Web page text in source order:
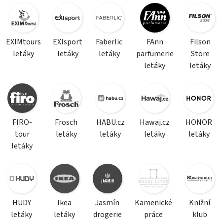
EXIMtours
letáky
EXIsport
letáky
Faberlic
letáky
FAnn
parfumerie
letáky
Filson
Store
letáky
FIRO-
tour
letáky
Frosch
letáky
HABU.cz
letáky
Hawaj.cz
letáky
HONOR
letáky
HUDY
letáky
Ikea
letáky
Jasmín
drogerie
Kamenické
práce
Knižní
klub